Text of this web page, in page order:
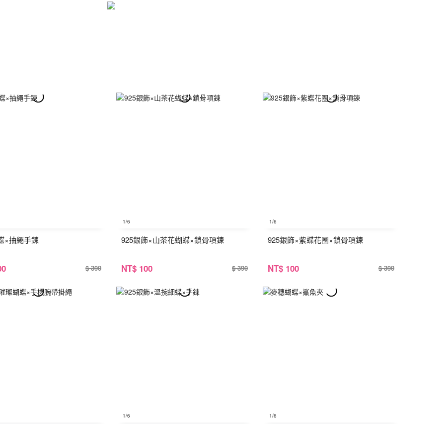
×抽繩手鍊
$ 390
1/6
925銀飾×山茶花蝴蝶×鎖骨項鍊
NT$ 100 $ 390
1/6
925銀飾×紫蝶花圈×鎖骨項鍊
NT$ 100 $ 390
1/6 1/6